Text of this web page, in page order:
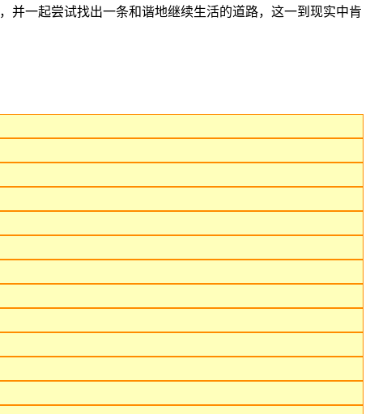
并一起尝试找出一条和谐地继续生活的道路，这一到现实中肯